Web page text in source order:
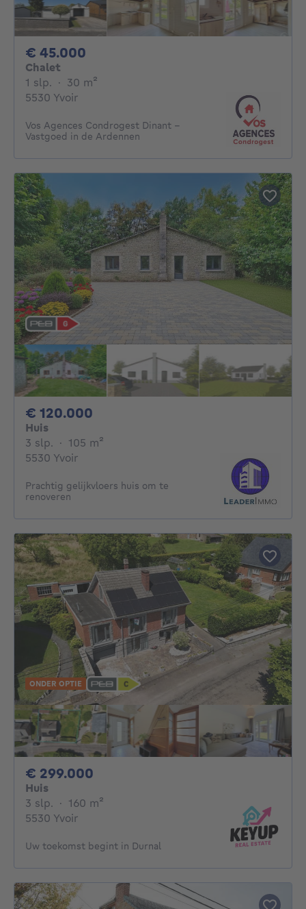
€ 45.000
Chalet
1 slp. 1 slaapkamer
· 30 m²
5530 Yvoir
Vos Agences Condrogest Dinant -
Vastgoed in de Ardennen
€ 120.000
Huis
3 slp. 3 slaapkamers
· 105 m²
5530 Yvoir
Prachtig gelijkvloers huis om te
renoveren
ONDER OPTIE
€ 299.000
Huis
3 slp. 3 slaapkamers
· 160 m²
5530 Yvoir
Uw toekomst begint in Durnal